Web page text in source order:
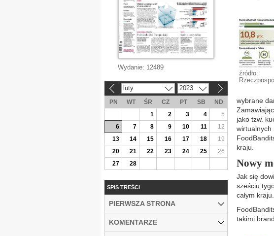
źródło:
wybrane
jako tzw.
wirtualnych
kraju.
Nowy
Jak się
sześciu
całym kraju.
takimi
Wydanie: 12489
luty 2023
PN WT ŚR CZ PT SB
ND
1
2 3 4
5
6
7 8 9 10 11
12
13
14 15 16 17 18
19
20
21 22 23 24 25
26
27
28
SPIS TREŚCI
PIERWSZA STRONA
KOMENTARZE